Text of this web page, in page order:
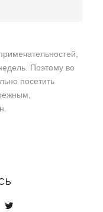
Поэтому во
посетить